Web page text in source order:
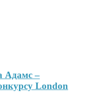
Адамс –
London